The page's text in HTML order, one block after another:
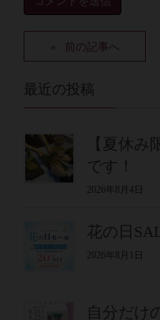
前の記事へ
最近の投稿
【夏休み
です！
2026年8月4日
花の日
2026年8月1日
自分だけ